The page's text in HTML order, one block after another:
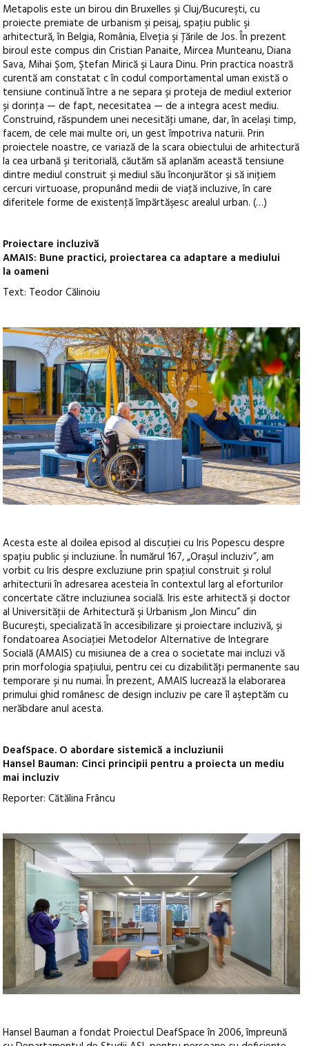
Metapolis este un birou din Bruxelles şi Cluj/Bucureşti, cu
proiecte premiate de urbanism şi peisaj, spaţiu public şi
arhitectură, în Belgia, România, Elveţia şi Ţările de Jos. În prezent
biroul este compus din Cristian Panaite, Mircea Munteanu, Diana
Sava, Mihai Şom, Ştefan Mirică şi Laura Dinu. Prin practica noastră
curentă am constatat c în codul comportamental uman există o
tensiune continuă între a ne separa şi proteja de mediul exterior
şi dorinţa — de fapt, necesitatea — de a integra acest mediu.
Construind, răspundem unei necesităţi umane, dar, în acelaşi timp,
facem, de cele mai multe ori, un gest împotriva naturii. Prin
proiectele noastre, ce variază de la scara obiectului de arhitectură
la cea urbană şi teritorială, căutăm să aplanăm această tensiune
dintre mediul construit şi mediul său înconjurător şi să iniţiem
cercuri virtuoase, propunând medii de viaţă incluzive, în care
diferitele forme de existenţă împărtăşesc arealul urban. (…)
Proiectare incluzivă
AMAIS: Bune practici, proiectarea ca adaptare a mediului
la oameni
Text: Teodor Călinoiu
Acesta este al doilea episod al discuţiei cu Iris Popescu despre
spaţiu public şi incluziune. În numărul 167, „Oraşul incluziv”, am
vorbit cu Iris despre excluziune prin spaţiul construit şi rolul
arhitecturii în adresarea acesteia în contextul larg al eforturilor
concertate către incluziunea socială. Iris este arhitectă şi doctor
al Universităţii de Arhitectură şi Urbanism „Ion Mincu” din
Bucureşti, specializată în accesibilizare şi proiectare incluzivă, şi
fondatoarea Asociaţiei Metodelor Alternative de Integrare
Socială (AMAIS) cu misiunea de a crea o societate mai incluzi vă
prin morfologia spaţiului, pentru cei cu dizabilităţi permanente sau
temporare şi nu numai. În prezent, AMAIS lucrează la elaborarea
primului ghid românesc de design incluziv pe care îl aşteptăm cu
nerăbdare anul acesta.
DeafSpace. O abordare sistemică a incluziunii
Hansel Bauman: Cinci principii pentru a proiecta un mediu
mai incluziv
Reporter: Cătălina Frâncu
Hansel Bauman a fondat Proiectul DeafSpace în 2006, împreună